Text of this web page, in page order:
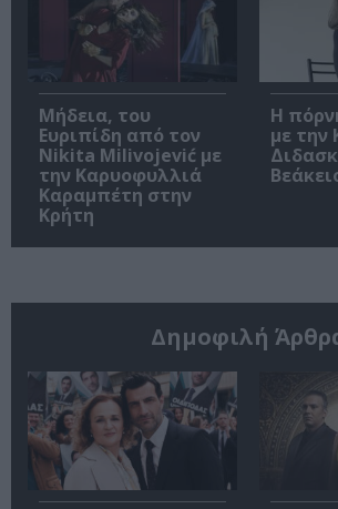
Μήδεια, του
Ευριπίδη από τον
Nikita Milivojević με
την Καρυοφυλλιά
Καραμπέτη στην
Κρήτη
Η
με την
Δημοφιλή